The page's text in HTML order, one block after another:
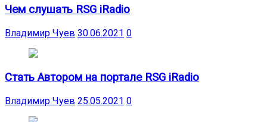
Чем слушать RSG iRadio
Владимир Чуев 30.06.2021 0
Стать Автором на портале RSG iRadio
Владимир Чуев 25.05.2021 0